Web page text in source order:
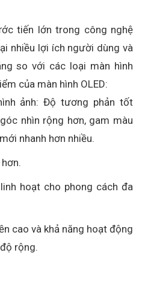
tiến lớn trong công nghệ
nhiều lợi ích người dùng và
so với các loại màn hình
của màn hình OLED:
ảnh: Độ tương phản tốt
nhìn rộng hơn, gam màu
nhanh hơn nhiều.
hoạt cho phong cách đa
cao và khả năng hoạt động
rộng.